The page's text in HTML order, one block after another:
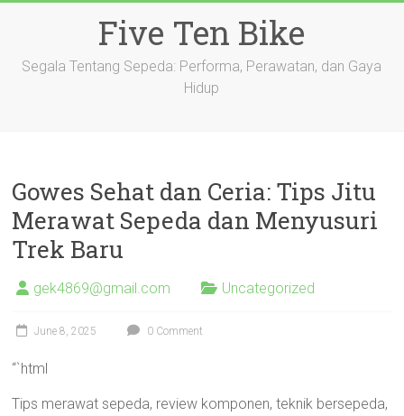
Five Ten Bike
Segala Tentang Sepeda: Performa, Perawatan, dan Gaya
Hidup
Gowes Sehat dan Ceria: Tips Jitu
Merawat Sepeda dan Menyusuri
Trek Baru
gek4869@gmail.com Uncategorized
June 8, 2025 0 Comment
“`html
Tips merawat sepeda, review komponen, teknik bersepeda,